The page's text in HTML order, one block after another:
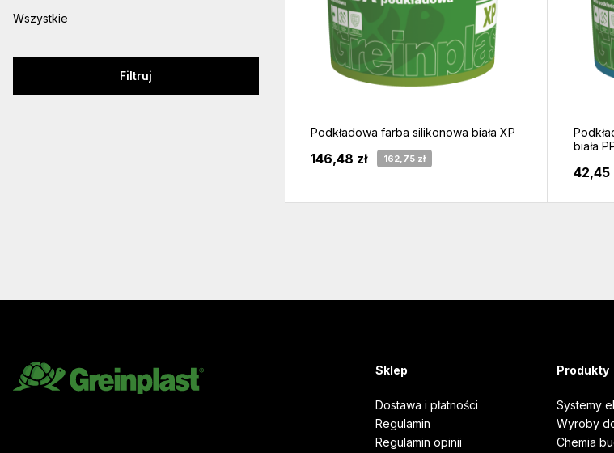
Filtruj
Podkładowa farba silikonowa biała XP
146,48 zł 162,75 zł
biała
42,45
Sklep
Dostawa i płatności
Regulamin
Regulamin opinii
Produkty
Systemy
Wyroby
Chemia